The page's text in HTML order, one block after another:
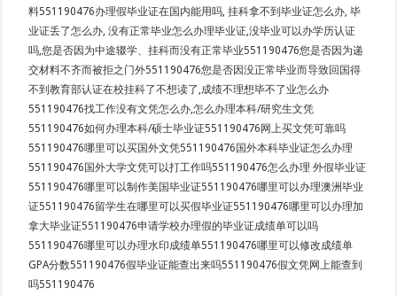
料551190476办理假毕业证在国内能用吗, 挂科拿不到毕业证怎么办, 毕
业证丢了怎么办, 没有正常毕业怎么办理毕业证,没毕业可以办学历认证
吗,您是否因为中途辍学、挂科而没有正常毕业551190476您是否因为递
交材料不齐而被拒之门外551190476您是否因没正常毕业而导致回国得
不到教育部认证在校挂科了不想读了,成绩不理想毕不了业怎么办
551190476找工作没有文凭怎么办,怎么办理本科/研究生文凭
551190476如何办理本科/硕士毕业证551190476网上买文凭可靠吗
551190476哪里可以买国外文凭551190476国外本科毕业证怎么办理
551190476国外大学文凭可以打工作吗551190476怎么办理 外假毕业证
551190476哪里可以制作美国毕业证551190476哪里可以办理澳洲毕业
证551190476留学生在哪里可以买假毕业证551190476哪里可以办理加
拿大毕业证551190476申请学校办理假的毕业证成绩单可以吗
551190476哪里可以办理水印成绩单551190476哪里可以修改成绩单
GPA分数551190476假毕业证能查出来吗551190476假文凭网上能查到
吗551190476